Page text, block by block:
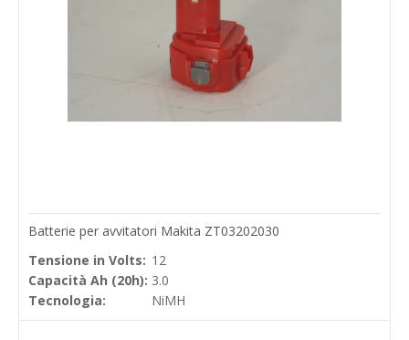
Batterie per avvitatori Makita ZT03202030
Tensione in Volts: 12
Capacità Ah (20h): 3.0
Tecnologia:
NiMH